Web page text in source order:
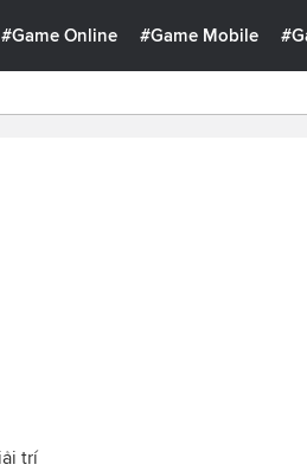
#Game Online #Game Mobile
trí